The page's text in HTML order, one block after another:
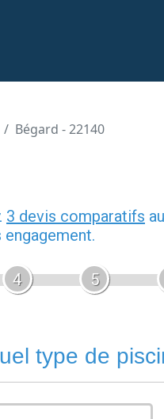
Bégard - 22140
3 devis comparatifs
engagement.
4 5
type de